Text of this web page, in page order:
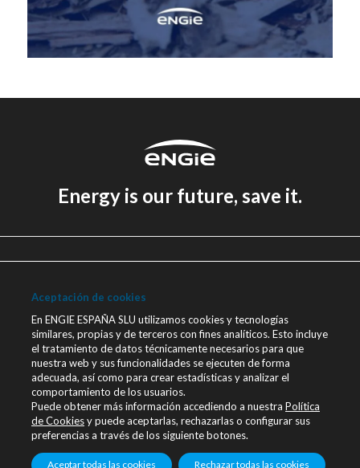
Energy is our future, save it.
Aviso legal
Política de Privacidad
Política de cookies
Canal Ético
Únete a nosotros
Blog ENGIE
Sala de Prensa
Aceptación de cookies
En ENGIE ESPAÑA SLU utilizamos cookies y tecnologías
similares, propias y de terceros con fines analíticos. Esto incluye
el tratamiento de datos técnicamente necesarios para que
nuestra web y sus funcionalidades se ejecuten de forma
adecuada, así como para crear estadísticas y analizar el
comportamiento de los usuarios.
Puede obtener más información accediendo a nuestra Política
de Cookiesy puede aceptarlas, rechazarlas o configurar sus
preferencias a través de los siguiente botones.
Aceptar todas las cookies Rechazar todas las cookies